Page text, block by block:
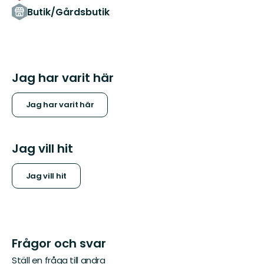
Butik/Gårdsbutik
Jag har varit här
Jag har varit här
Jag vill hit
Jag vill hit
Frågor och svar
Ställ en fråga till andra